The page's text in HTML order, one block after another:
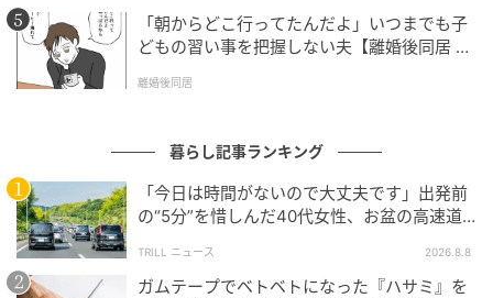
う。
「1,000万円」は突飛な数字ではなかった
出産に対する経済的支援額について尋ねたところ、
「最低でもこのくらいは欲しい」と感じる妥協支援額
は約418万円、「これだけもらえたら納得」と感じる
理想支援額は約946万円となりました。
「朝からどこ行ってたんだよ」いつまでも子
どもの習い事を把握しない夫【離婚後同居 Vo
離婚後同居
暮らし記事ランキング
「今日は時間がないので大丈夫です」出発前
の“5分”を惜しんだ40代女性、お盆の高速道
TRILL ニュース 2026.8.8
ガムテープでベトベトになった『ハサミ』を